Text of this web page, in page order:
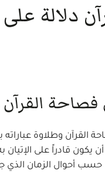
دلالة
القرآن وطلاوة
أن يكون قادراً على
حسب أحوال الزمان الذي